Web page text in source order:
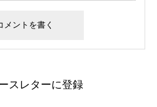
スレターに登録